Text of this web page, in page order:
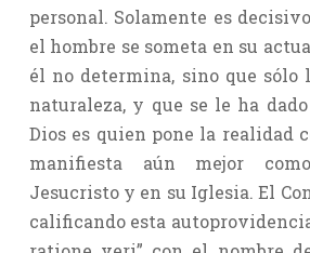
personal. Solamente es
el hombre se someta en su
él no determina, sino que sólo
naturaleza, y que se le ha
Dios es quien pone la realidad
manifiesta aún mejor
Jesucristo y en su Iglesia. El
calificando esta